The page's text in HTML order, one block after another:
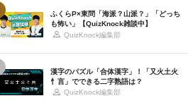
ふくらP×東問「海派？山派？」「どっち
も怖い」【QuizKnock雑談中】
QuizKnock編集部
漢字のパズル「合体漢字」！「又火土火
忄言」でできる二字熟語は？
QuizKnock編集部